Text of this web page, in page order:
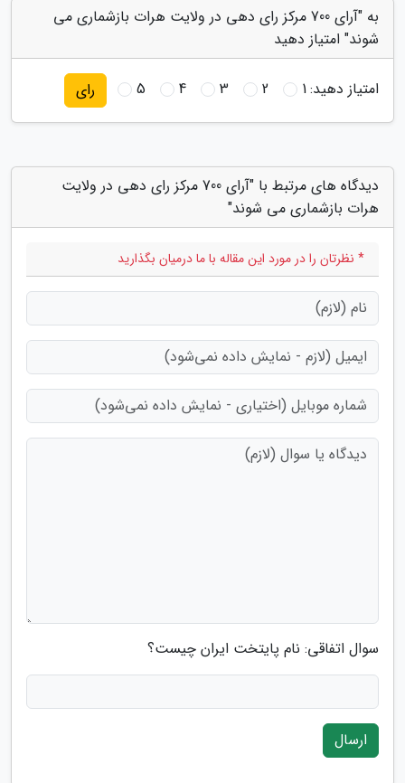
به "آرای 700 مرکز رای دهی در ولایت هرات بازشماری می
شوند" امتیاز دهید
امتیاز دهید:1
2
3
4
5 رای
دیدگاه های مرتبط با "آرای 700 مرکز رای دهی در ولایت
هرات بازشماری می شوند"
* نظرتان را در مورد این مقاله با ما درمیان بگذارید
سوال اتفاقی: نام پایتخت ایران چیست؟
ارسال